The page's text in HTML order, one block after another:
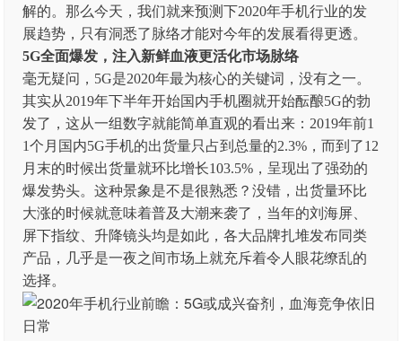
解的。那么今天，我们就来预测下2020年手机行业的发
展趋势，只有洞悉了脉络才能对今年的发展看得更透。
5G全面爆发，注入新鲜血液更活化市场脉络
毫无疑问，5G是2020年最为核心的关键词，没有之一。
其实从2019年下半年开始国内手机圈就开始酝酿5G的勃
发了，这从一组数字就能简单直观的看出来：2019年前1
1个月国内5G手机的出货量只占到总量的2.3%，而到了12
月末的时候出货量就环比增长103.5%，呈现出了强劲的
爆发势头。这种景象是不是很熟悉？没错，出货量环比
大涨的时候就意味着普及大潮来袭了，当年的刘海屏、
屏下指纹、升降镜头均是如此，各大品牌扎堆发布同类
产品，几乎是一夜之间市场上就充斥着令人眼花缭乱的
选择。